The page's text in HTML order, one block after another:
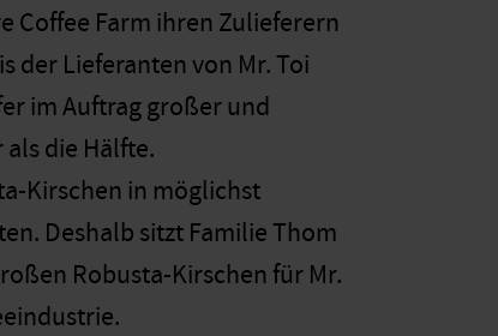
Coffee Farm ihren Zulieferern
der Lieferanten von Mr. Toi
im Auftrag großer und
die Hälfte.
Kirschen in möglichst
Deshalb sitzt Familie Thom
Robusta-Kirschen für Mr.